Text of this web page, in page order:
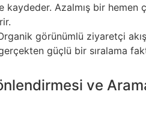
Azalmış bir hemen
görünümlü ziyaretçi
güçlü bir sıralama
ve